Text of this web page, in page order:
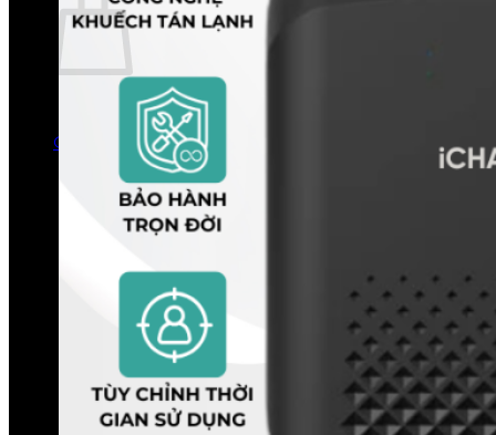
Chưa có sản phẩm trong giỏ hàng.
Quay trở lại cửa hàng